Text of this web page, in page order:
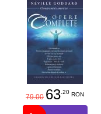
79.00 63 .20 RON